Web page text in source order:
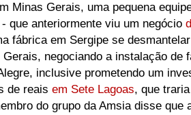
Minas Gerais, uma pequena
que anteriormente viu um negócio
fábrica em Sergipe se
negociando a instalação de
inclusive prometendo um
de reais em Sete Lagoas, que
do grupo da Amsia disse que